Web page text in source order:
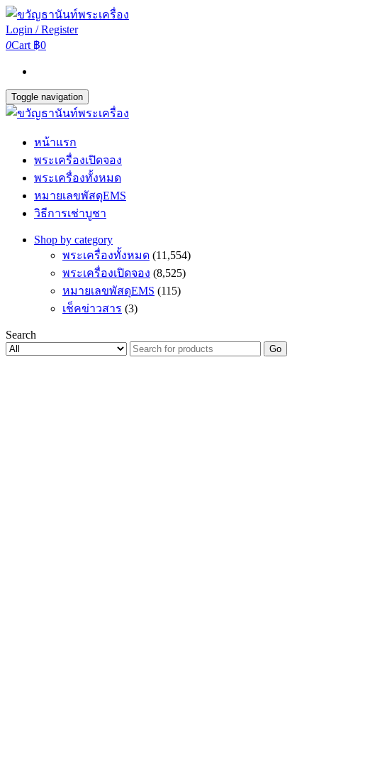
Login / Register
0Cart ฿0
Toggle navigation
หน้าแรก
พระเครื่องเปิดจอง
พระเครื่องทั้งหมด
หมายเลขพัสดุEMS
วิธีการเช่าบูชา
Shop by category
พระเครื่องทั้งหมด (11,554)
พระเครื่องเปิดจอง (8,525)
หมายเลขพัสดุEMS (115)
เช็คข่าวสาร (3)
Search
Go